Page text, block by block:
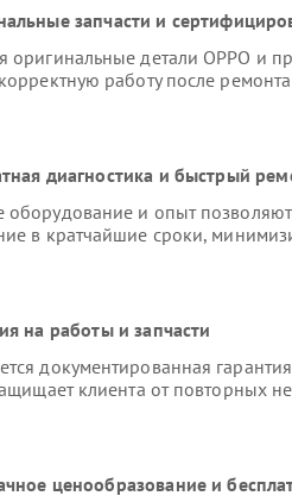
запчасти и
оригинальные детали OPPO и
работу после
диагностика и быстрый
и опыт позволяют
в кратчайшие сроки,
на работы и запчасти
документированная
клиента от повторных
ценообразование и